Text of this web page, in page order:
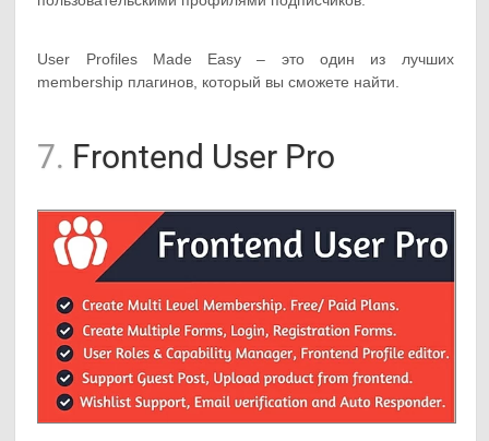
User Profiles Made Easy – это один из лучших
membership плагинов, который вы сможете найти.
7. Frontend User Pro